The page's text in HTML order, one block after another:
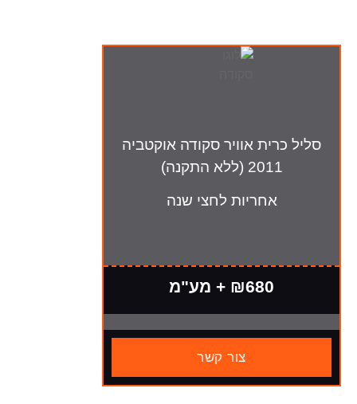
סליל כרית אוויר סקודה אוקטביה
2011 (ללא התקנה)
אחריות לחצי שנה
₪680 + מע"מ
צור קשר